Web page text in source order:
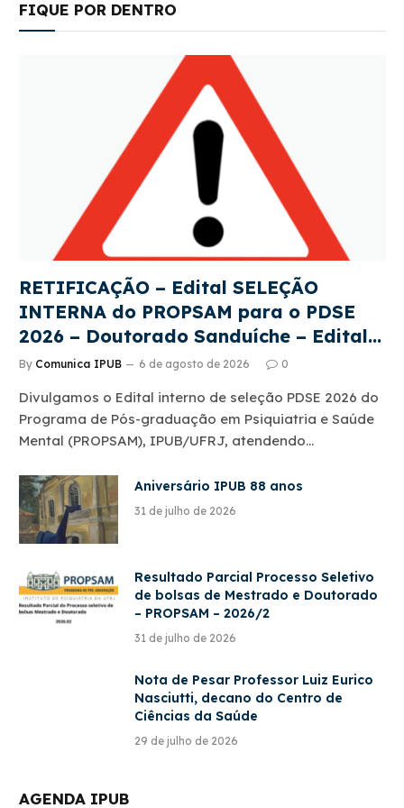
FIQUE POR DENTRO
RETIFICAÇÃO – Edital SELEÇÃO
INTERNA do PROPSAM para o PDSE
2026 – Doutorado Sanduíche – Edital
CAPES 22/2026
By Comunica IPUB 6 de agosto de 2026 0
Divulgamos o Edital interno de seleção PDSE 2026 do
Programa de Pós-graduação em Psiquiatria e Saúde
Mental (PROPSAM), IPUB/UFRJ, atendendo…
Aniversário IPUB 88 anos
31 de julho de 2026
Resultado Parcial Processo Seletivo
de bolsas de Mestrado e Doutorado
– PROPSAM – 2026/2
31 de julho de 2026
Nota de Pesar Professor Luiz Eurico
Nasciutti, decano do Centro de
Ciências da Saúde
29 de julho de 2026
AGENDA IPUB